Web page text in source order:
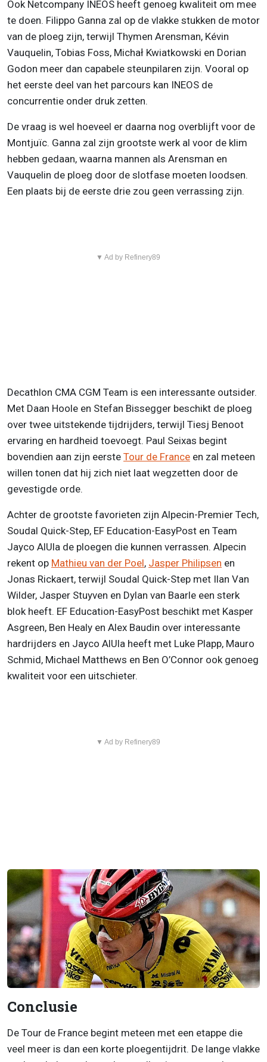
Ook Netcompany INEOS heeft genoeg kwaliteit om mee
te doen. Filippo Ganna zal op de vlakke stukken de motor
van de ploeg zijn, terwijl Thymen Arensman, Kévin
Vauquelin, Tobias Foss, Michał Kwiatkowski en Dorian
Godon meer dan capabele steunpilaren zijn. Vooral op
het eerste deel van het parcours kan INEOS de
concurrentie onder druk zetten.
De vraag is wel hoeveel er daarna nog overblijft voor de
Montjuïc. Ganna zal zijn grootste werk al voor de klim
hebben gedaan, waarna mannen als Arensman en
Vauquelin de ploeg door de slotfase moeten loodsen.
Een plaats bij de eerste drie zou geen verrassing zijn.
▼ Ad by Refinery89
Decathlon CMA CGM Team is een interessante outsider.
Met Daan Hoole en Stefan Bissegger beschikt de ploeg
over twee uitstekende tijdrijders, terwijl Tiesj Benoot
ervaring en hardheid toevoegt. Paul Seixas begint
bovendien aan zijn eerste Tour de France en zal meteen
willen tonen dat hij zich niet laat wegzetten door de
gevestigde orde.
Achter de grootste favorieten zijn Alpecin-Premier Tech,
Soudal Quick-Step, EF Education-EasyPost en Team
Jayco AlUla de ploegen die kunnen verrassen. Alpecin
rekent op Mathieu van der Poel, Jasper Philipsen en
Jonas Rickaert, terwijl Soudal Quick-Step met Ilan Van
Wilder, Jasper Stuyven en Dylan van Baarle een sterk
blok heeft. EF Education-EasyPost beschikt met Kasper
Asgreen, Ben Healy en Alex Baudin over interessante
hardrijders en Jayco AlUla heeft met Luke Plapp, Mauro
Schmid, Michael Matthews en Ben O’Connor ook genoeg
kwaliteit voor een uitschieter.
▼ Ad by Refinery89
Conclusie
De Tour de France begint meteen met een etappe die
veel meer is dan een korte ploegentijdrit. De lange vlakke